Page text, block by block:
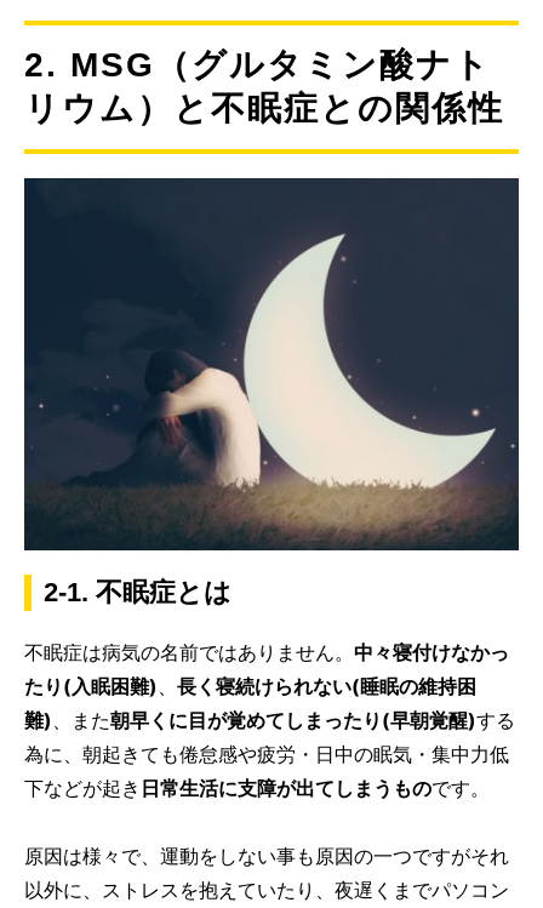
2. MSG（グルタミン酸ナト
リウム）と不眠症との関係性
2-1. 不眠症とは
不眠症は病気の名前ではありません。 中々寝付けなかっ
たり(入眠困難) 、 長く寝続けられない(睡眠の維持困
難) 、また朝早くに目が覚めてしまったり(早朝覚醒)する
為に、朝起きても倦怠感や疲労・日中の眠気・集中力低
下などが起き 日常生活に支障が出てしまうものです。
原因は様々で、運動をしない事も原因の一つですがそれ
以外に、ストレスを抱えていたり、夜遅くまでパソコン